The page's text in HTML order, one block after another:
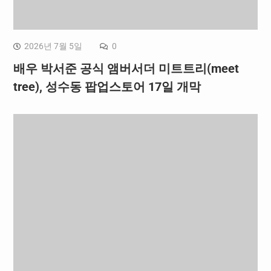
2026년 7월 5일 0
배우 박서준 공식 앰버서더 미트트리(meet
tree), 성수동 팝업스토어 17일 개막